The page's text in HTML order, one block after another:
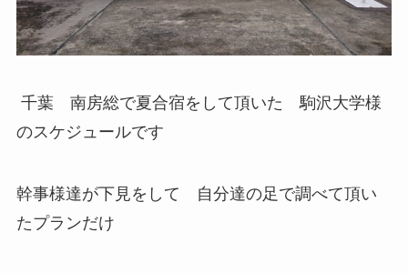
千葉 南房総で夏合宿をして頂いた 駒沢大学様
のスケジュールです
幹事様達が下見をして 自分達の足で調べて頂い
たプランだけ